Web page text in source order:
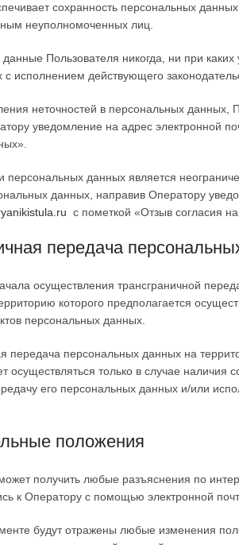
сохранность персональных
неуполномоченных лиц.
Пользователя никогда, ни при
с исполнением действующего
неточностей в персональных данных,
уведомление на адрес электронной
персональных данных является
данных, направив Оператору
с пометкой «Отзыв согласия
передача
осуществления трансграничной
которого предполагается
персональных данных.
передача персональных данных на
осуществляться только в случае
его персональных данных и/или
положения
получить любые разъяснения по
к Оператору с помощью электронной
будут отражены любые изменения